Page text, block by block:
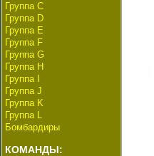
Группа C
Группа D
Группа E
Группа F
Группа G
Группа H
Группа I
Группа J
Группа K
Группа L
Бомбардиры
КОМАНДЫ: